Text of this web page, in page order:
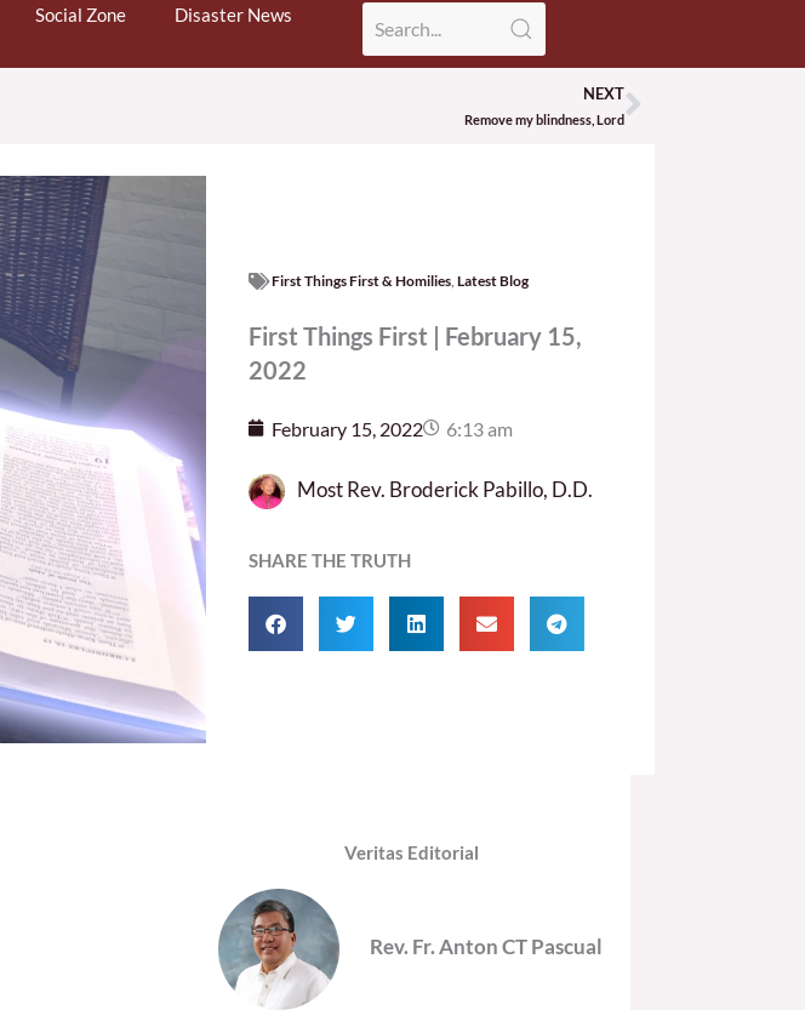
Social Zone Disaster News
NEXT
Remove my blindness, LordNext
First Things First & Homilies, Latest Blog
First Things First | February 15,
2022
February 15, 2022 6:13 am
Most Rev. Broderick Pabillo, D.D.
SHARE THE TRUTH
Veritas Editorial
Rev. Fr. Anton CT Pascual